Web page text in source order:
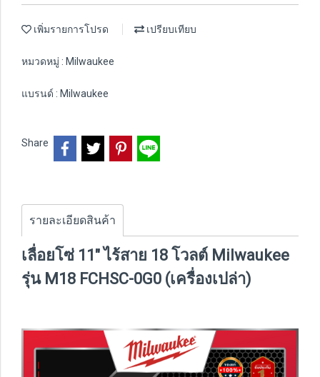
เพิ่มรายการโปรด เปรียบเทียบ
หมวดหมู่ : Milwaukee
แบรนด์ : Milwaukee
Share
รายละเอียดสินค้า
เลื่อยโซ่ 11" ไร้สาย 18 โวลต์ Milwaukee
รุ่น M18 FCHSC-0G0 (เครื่องเปล่า)